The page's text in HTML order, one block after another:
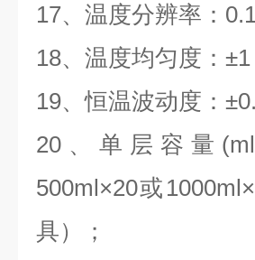
17、温度分辨率：
18、温度均匀度：±1
19、恒温波动度：±
20 、单层 容量(ml
500ml×20或 1000ml×
具）；